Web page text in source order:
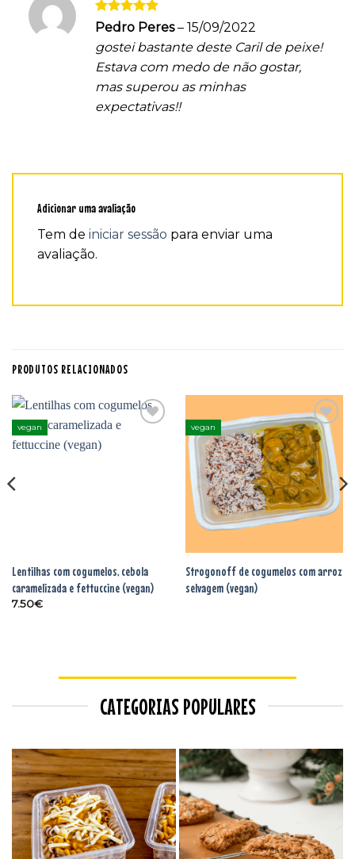
Avaliação5
de 5
Pedro Peres– 15/09/2022
gostei bastante deste Caril de peixe!
Estava com medo de não gostar,
mas superou as minhas
expectativas!!
Adicionar uma avaliação
Tem de iniciar sessão para enviar uma
avaliação.
PRODUTOS RELACIONADOS
vegan
Lentilhas com cogumelos, cebola
caramelizada e fettuccine (vegan)
7.50€
vegan
Adicionar
aos
favoritos
Strogonoff de cogumelos com arroz
selvagem (vegan)
CATEGORIAS POPULARES